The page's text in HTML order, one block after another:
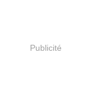
Publicité